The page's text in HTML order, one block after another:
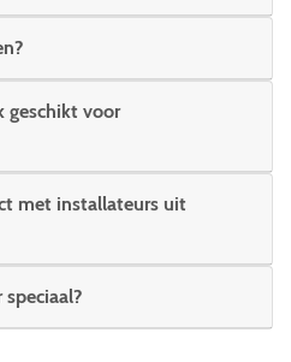
geschikt voor
met installateurs uit